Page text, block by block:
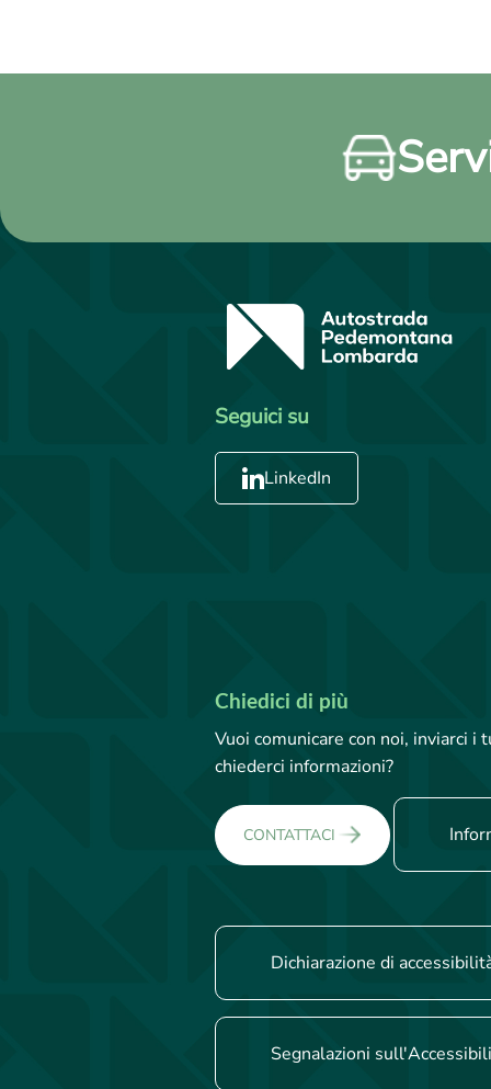
Seguici su
LinkedIn
Chiedici di più
Vuoi comunicare con noi, inviarci
chiederci informazioni?
CONTATTACI
Dichiarazione di
Segnalazioni